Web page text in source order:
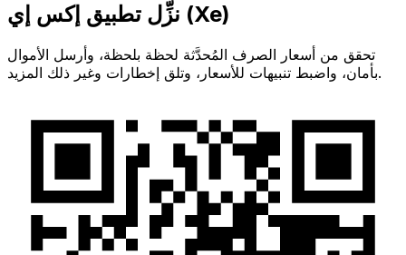
نزِّل تطبيق إكس إي (Xe)
تحقق من أسعار الصرف المُحدَّثة لحظة بلحظة، وأرسل الأموال
بأمان، واضبط تنبيهات للأسعار، وتلق إخطارات وغير ذلك المزيد.